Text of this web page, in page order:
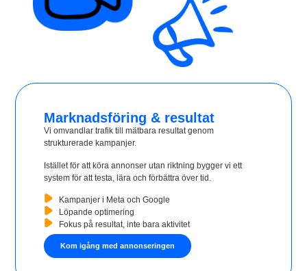
Marknadsföring & resultat
Vi omvandlar trafik till mätbara resultat genom
strukturerade kampanjer.
Istället för att köra annonser utan riktning bygger vi ett
system för att testa, lära och förbättra över tid.
Kampanjer i Meta och Google
Löpande optimering
Fokus på resultat, inte bara aktivitet
Kom igång med annonseringen